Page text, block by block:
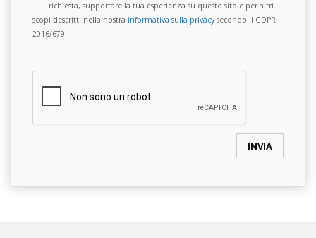
richiesta, supportare la tua esperienza su questo sito e per altri
scopi descritti nella nostra informativa sulla privacy secondo il GDPR
2016/679.